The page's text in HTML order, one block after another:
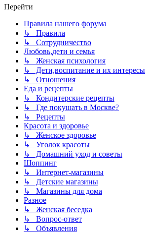
Перейти
Правила нашего форума
↳ Правила
↳ Сотрудничество
Любовь,дети и семья
↳ Женская психология
↳ Дети,воспитание и их интересы
↳ Отношения
Еда и рецепты
↳ Кондитерские рецепты
↳ Где покушать в Москве?
↳ Рецепты
Красота и здоровье
↳ Женское здоровье
↳ Уголок красоты
↳ Домашний уход и советы
Шоппинг
↳ Интернет-магазины
↳ Детские магазины
↳ Магазины для дома
Разное
↳ Женская беседка
↳ Вопрос-ответ
↳ Объявления